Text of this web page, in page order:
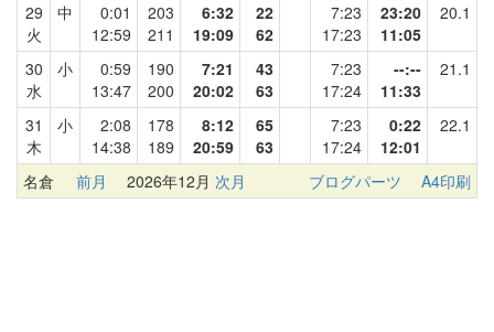
29
火
中
0:01
12:59
203
211
6:32
19:09
22
62
7:23
17:23
23:20
11:05
20.1
30
水
小
0:59
13:47
190
200
7:21
20:02
43
63
7:23
17:24
--:--
11:33
21.1
31
木
小
2:08
14:38
178
189
8:12
20:59
65
63
7:23
17:24
0:22
12:01
22.1
名倉 前月 2026年12月 次月 ブログパーツ A4印刷